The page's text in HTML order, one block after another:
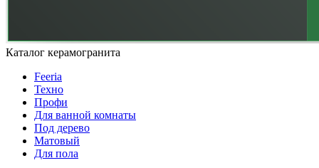
Каталог керамогранита
Feeria
Техно
Профи
Для ванной комнаты
Под дерево
Матовый
Для пола